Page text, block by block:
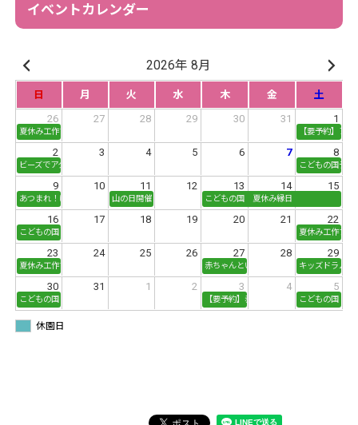
イベントカレンダー
2026年 8月
日 月 火 水 木 金
土
26
27 28 29 30 31 1
夏休み工作フェアPart1 【要予約】ア
2 3 4 5 6 7 8
ビーズでアクセサリー作り こどもの国デ
9 10 11 12 13 14 15
あつまれ！げんきだ！サマーキッズコンサート山の日開催！ネイチャークラフト＆端材工作
こどもの国 夏休み縁日
16 17 18 19 20 21 22
こどもの国 夏休み縁日 夏休み工作フェ
23 24 25 26 27 28 29
夏休み工作フェアPart2 赤ちゃんといない・いない・ばあ「ベビ
キッズドラム演
30 31 1 2 3 4 5
こどもの国 防災ＤＡＹ１ 【要予約】赤ちゃんといない・いない・
こどもの国 防
休園日